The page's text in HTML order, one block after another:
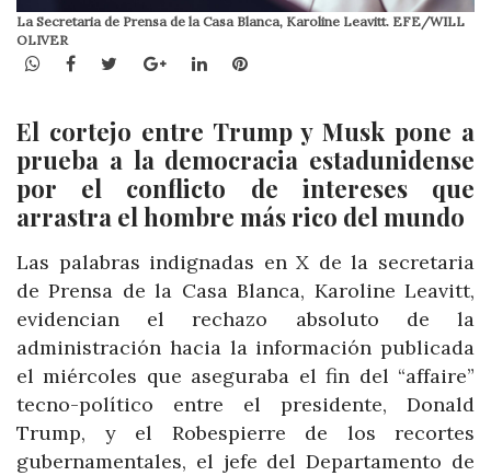
La Secretaria de Prensa de la Casa Blanca, Karoline Leavitt. EFE/WILL
OLIVER
WhatsApp
Facebook
TwitterGoogle+LinkedInPinterest
El cortejo entre Trump y Musk pone a
prueba a la democracia estadunidense
por el conflicto de intereses que
arrastra el hombre más rico del mundo
Las palabras indignadas en X de la secretaria
de Prensa de la Casa Blanca, Karoline Leavitt,
evidencian el rechazo absoluto de la
administración hacia la información publicada
el miércoles que aseguraba el fin del “affaire”
tecno-político entre el presidente, Donald
Trump, y el Robespierre de los recortes
gubernamentales, el jefe del Departamento de